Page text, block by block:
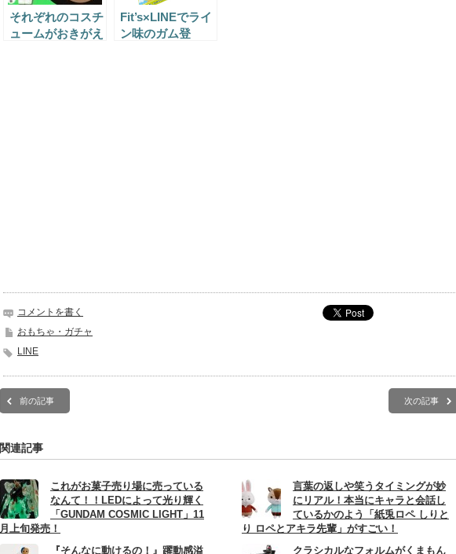
それぞれのコスチ
ュームがおきがえ
Fit’s×LINEでライ
ン味のガム登
コメントを書く
おもちゃ・ガチャ
LINE
前の記事 次の記事
関連記事
これがお菓子売り場に売っている
なんて！！LEDによって光り輝く
「GUNDAM COSMIC LIGHT」11
月上旬発売！
言葉の返しや笑うタイミングが妙
にリアル！本当にキャラと会話し
ているかのよう「紙兎ロペ しりと
り ロペとアキラ先輩」がすごい！
『そんなに動けるの！』躍動感溢
クラシカルなフォルムがくまもん